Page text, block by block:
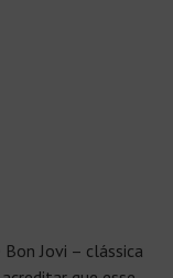
Jovi – clássica